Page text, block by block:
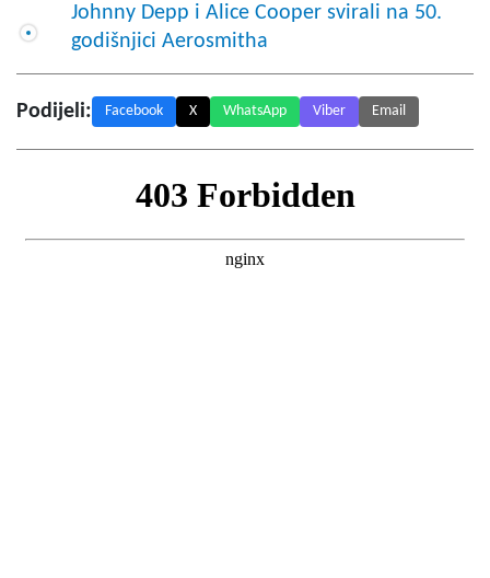
Johnny Depp i Alice Cooper svirali na 50.
godišnjici Aerosmitha
Podijeli: Facebook X WhatsApp Viber Email